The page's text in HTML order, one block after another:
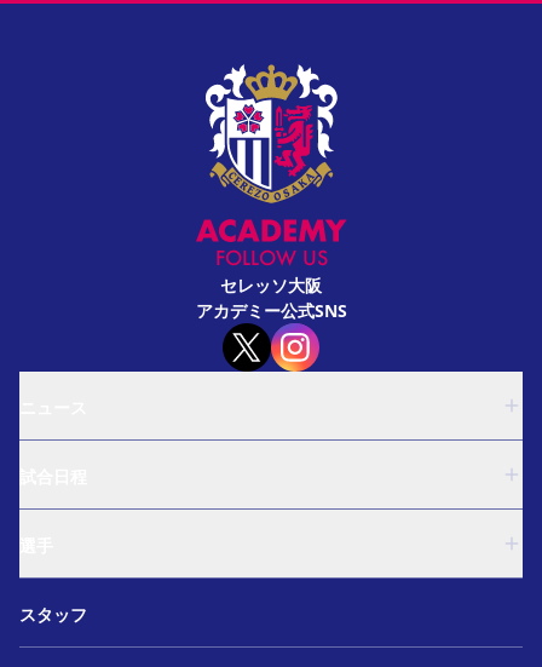
FOLLOW US
セレッソ大阪
アカデミー公式SNS
ガールズU-15
和歌山U-15
U-18
スタッフ